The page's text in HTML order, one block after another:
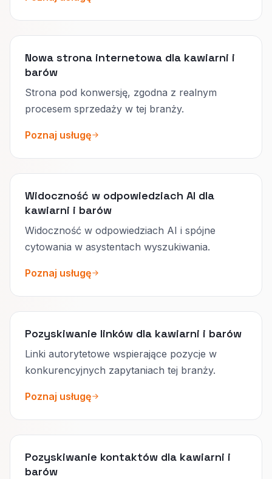
Nowa strona internetowa dla kawiarni i
barów
Strona pod konwersję, zgodna z realnym
procesem sprzedaży w tej branży.
Poznaj usługę
Widoczność w odpowiedziach AI dla
kawiarni i barów
Widoczność w odpowiedziach AI i spójne
cytowania w asystentach wyszukiwania.
Poznaj usługę
Pozyskiwanie linków dla kawiarni i barów
Linki autorytetowe wspierające pozycje w
konkurencyjnych zapytaniach tej branży.
Poznaj usługę
Pozyskiwanie kontaktów dla kawiarni i
barów